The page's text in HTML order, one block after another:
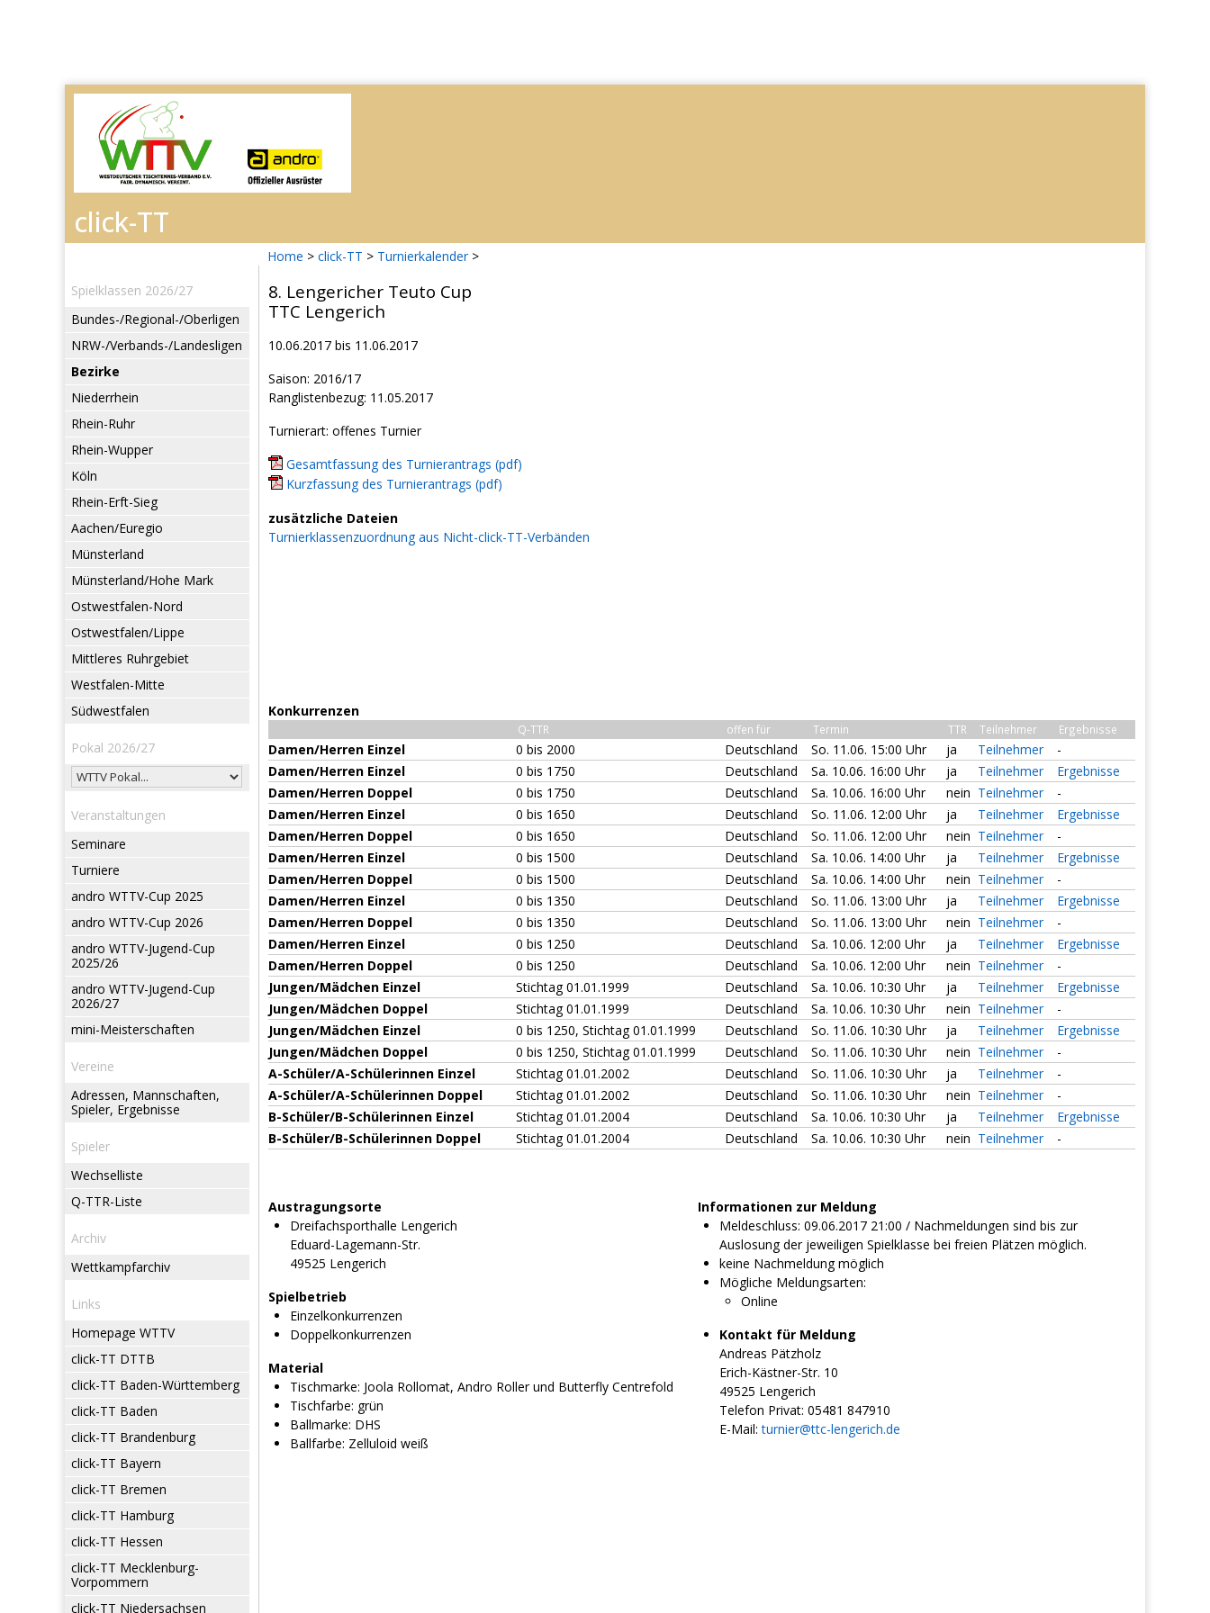
Home > click-TT > Turnierkalender >
Spielklassen 2026/27
Bundes-/Regional-/Oberligen
NRW-/Verbands-/Landesligen
Bezirke
Niederrhein
Rhein-Ruhr
Rhein-Wupper
Köln
Rhein-Erft-Sieg
Aachen/Euregio
Münsterland
Münsterland/Hohe Mark
Ostwestfalen-Nord
Ostwestfalen/Lippe
Mittleres Ruhrgebiet
Westfalen-Mitte
Südwestfalen
Pokal 2026/27
Veranstaltungen
Seminare
Turniere
andro WTTV-Cup 2025
andro WTTV-Cup 2026
andro WTTV-Jugend-Cup
2025/26
andro WTTV-Jugend-Cup
2026/27
mini-Meisterschaften
Vereine
Adressen, Mannschaften,
Spieler, Ergebnisse
Spieler
Wechselliste
Q-TTR-Liste
Archiv
Wettkampfarchiv
Links
Homepage WTTV
click-TT DTTB
click-TT Baden-Württemberg
click-TT Baden
click-TT Brandenburg
click-TT Bayern
click-TT Bremen
click-TT Hamburg
click-TT Hessen
click-TT Mecklenburg-
Vorpommern
click-TT Niedersachsen
8. Lengericher Teuto Cup
TTC Lengerich
10.06.2017 bis 11.06.2017
Saison: 2016/17
Ranglistenbezug: 11.05.2017
Turnierart: offenes Turnier
Gesamtfassung des Turnierantrags (pdf)
Kurzfassung des Turnierantrags (pdf)
zusätzliche Dateien
Turnierklassenzuordnung aus Nicht-click-TT-Verbänden
Konkurrenzen
Q-TTR offen für Termin TTR Teilnehmer Ergebnisse
Damen/Herren Einzel 0 bis 2000 Deutschland So. 11.06. 15:00 Uhr ja Teilnehmer
-
Damen/Herren Einzel
0 bis 1750 Deutschland Sa. 10.06. 16:00 Uhr ja Teilnehmer
Ergebnisse
Damen/Herren Doppel
0 bis 1750 Deutschland Sa. 10.06. 16:00 Uhr nein Teilnehmer
-
Damen/Herren Einzel
0 bis 1650 Deutschland So. 11.06. 12:00 Uhr ja Teilnehmer
Ergebnisse
Damen/Herren Doppel
0 bis 1650 Deutschland So. 11.06. 12:00 Uhr nein Teilnehmer
-
Damen/Herren Einzel
0 bis 1500 Deutschland Sa. 10.06. 14:00 Uhr ja Teilnehmer
Ergebnisse
Damen/Herren Doppel
0 bis 1500 Deutschland Sa. 10.06. 14:00 Uhr nein Teilnehmer
-
Damen/Herren Einzel
0 bis 1350 Deutschland So. 11.06. 13:00 Uhr ja Teilnehmer
Ergebnisse
Damen/Herren Doppel
0 bis 1350 Deutschland So. 11.06. 13:00 Uhr nein Teilnehmer
-
Damen/Herren Einzel
0 bis 1250 Deutschland Sa. 10.06. 12:00 Uhr ja Teilnehmer
Ergebnisse
Damen/Herren Doppel
0 bis 1250 Deutschland Sa. 10.06. 12:00 Uhr nein Teilnehmer
-
Jungen/Mädchen Einzel
Stichtag 01.01.1999 Deutschland Sa. 10.06. 10:30 Uhr ja Teilnehmer
Ergebnisse
Jungen/Mädchen Doppel
Stichtag 01.01.1999 Deutschland Sa. 10.06. 10:30 Uhr nein Teilnehmer
-
Jungen/Mädchen Einzel
0 bis 1250, Stichtag 01.01.1999 Deutschland So. 11.06. 10:30 Uhr ja Teilnehmer
Ergebnisse
Jungen/Mädchen Doppel
0 bis 1250, Stichtag 01.01.1999 Deutschland So. 11.06. 10:30 Uhr nein Teilnehmer
-
A-Schüler/A-Schülerinnen Einzel
Stichtag 01.01.2002 Deutschland So. 11.06. 10:30 Uhr ja Teilnehmer
-
A-Schüler/A-Schülerinnen Doppel
Stichtag 01.01.2002 Deutschland So. 11.06. 10:30 Uhr nein Teilnehmer
-
B-Schüler/B-Schülerinnen Einzel
Stichtag 01.01.2004 Deutschland Sa. 10.06. 10:30 Uhr ja Teilnehmer
Ergebnisse
B-Schüler/B-Schülerinnen Doppel
Stichtag 01.01.2004 Deutschland Sa. 10.06. 10:30 Uhr nein Teilnehmer -
Austragungsorte
Dreifachsporthalle Lengerich
Eduard-Lagemann-Str.
49525 Lengerich
Spielbetrieb
Einzelkonkurrenzen
Doppelkonkurrenzen
Material
Tischmarke: Joola Rollomat, Andro Roller und Butterfly Centrefold
Tischfarbe: grün
Ballmarke: DHS
Ballfarbe: Zelluloid weiß
Informationen zur Meldung
Meldeschluss: 09.06.2017 21:00 / Nachmeldungen sind bis zur
Auslosung der jeweiligen Spielklasse bei freien Plätzen möglich.
keine Nachmeldung möglich
Mögliche Meldungsarten:
Online
Kontakt für Meldung
Andreas Pätzholz
Erich-Kästner-Str. 10
49525 Lengerich
Telefon Privat: 05481 847910
E-Mail: turnier@ttc-lengerich.de